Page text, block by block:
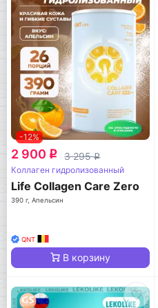
-12%
2 900 q 3 295q
Коллаген гидролизованный
Life Collagen Care Zero
390 г, Апельсин
QNT
В корзину